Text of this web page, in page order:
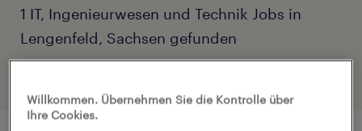
1 IT, Ingenieurwesen und Technik Jobs in
Lengenfeld, Sachsen gefunden
Willkommen. Übernehmen Sie die Kontrolle über
Ihre Cookies.